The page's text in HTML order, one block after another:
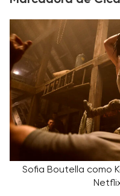
Sofia Boutella como